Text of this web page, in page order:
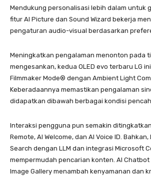
Mendukung personalisasi lebih dalam untuk
fitur AI Picture dan Sound Wizard bekerja
pengaturan audio-visual berdasarkan
Meningkatkan pengalaman menonton pada
mengesankan, kedua OLED evo terbaru LG
Filmmaker Mode®️ dengan Ambient Light
Keberadaannya memastikan pengalaman
didapatkan dibawah berbagai kondisi
Interaksi pengguna pun semakin
Remote, AI Welcome, dan AI Voice ID.
Search dengan LLM dan integrasi Microsoft
mempermudah pencarian konten. AI
Image Gallery menambah kenyamanan dan